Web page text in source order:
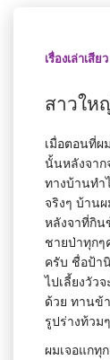
เรื่องเล่าเสียว
สาวให
เมื่อตอนที่ผ
นั้นหลังจาก
ทางบ้านทำ
จริงๆ บ้าน
หลังจาที่กิน
ชายป่าทุก
ครับ ชื่อป้า
ไปเลี้ยงวัว
ด้วย ทานข้
รูปร่างท้วม
ผมเจอแกทุ